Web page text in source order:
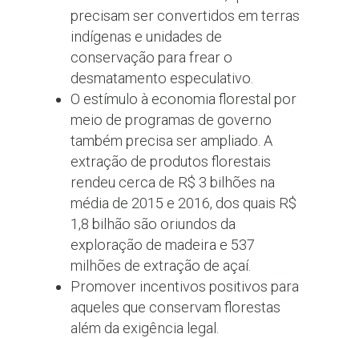
precisam ser convertidos em terras
indígenas e unidades de
conservação para frear o
desmatamento especulativo.
O estímulo à economia florestal por
meio de programas de governo
também precisa ser ampliado. A
extração de produtos florestais
rendeu cerca de R$ 3 bilhões na
média de 2015 e 2016, dos quais R$
1,8 bilhão são oriundos da
exploração de madeira e 537
milhões de extração de açaí.
Promover incentivos positivos para
aqueles que conservam florestas
além da exigência legal.